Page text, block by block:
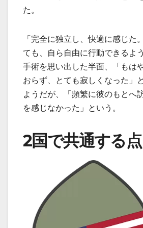
た。
「完全に独立し、快適に感じた
ても、自ら自由に行動できるよ
手術を思い出した半面、「もは
おらず、とても寂しくなった」
ようだが、「頻繁に彼のもとへ
を感じなかった」という。
2国で共通する点